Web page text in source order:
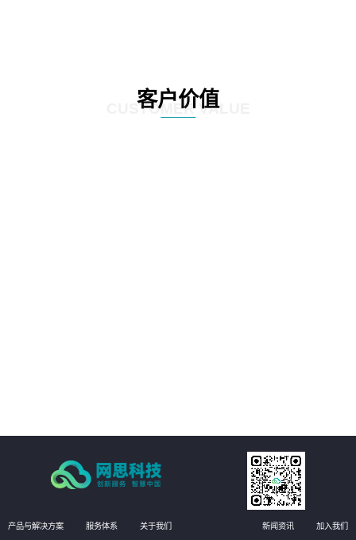
客户价值
CUSTOMER VALUE
产品与解决方案 服务体系 关于我们 新闻资讯 加入我们